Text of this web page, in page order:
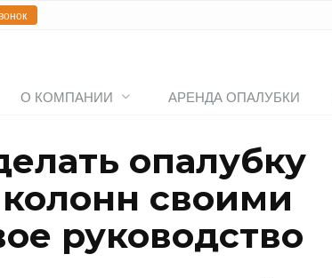
О КОМПАНИИ АРЕНДА ОПАЛУБКИ
опалубку
своими
руководство